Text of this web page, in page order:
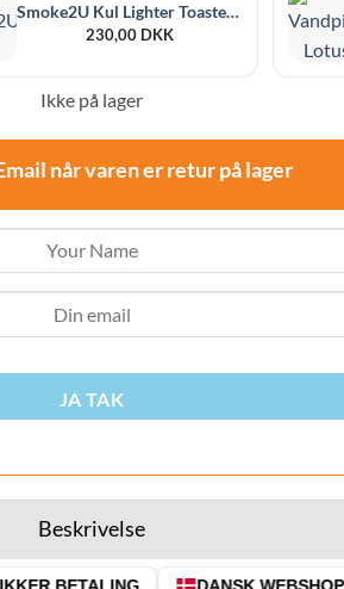
Smoke2U Kul Lighter Toaster 2.0 800 Watt
230,00 DKK
Ikke på lager
når varen er retur på lager
JA TAK
Beskrivelse
BETALING DANSK WEBSHOP